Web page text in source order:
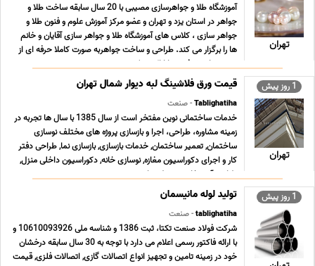
تهران
آموزشگاه طلا و جواهرسازی مصیبی با 20 سال سابقه ساخت طلا و
جواهر در استان یزد و تهران و عضو مرکز آموزش علوم و فنون طلا و
جواهر سازى ، کلاس هاى آموزشگاه طلا و جواهر سازى آقایان و خانم
ها را برگزار می کند. طراحى و ساخت جواهربه صورت کاملا حرفه اى از
مبتدى تا پیشرفته و با ارائه مدرک د ... ...
1 روز پیش
تهران
قیمت ورق فلاشینگ لبه دیوار شمال تهران
Tablighatiha- صنعت
خدمات ساختمانی نوین مفتخر است از سال 1385 با سال ها تجربه در
زمینه مشاوره، طراحی، اجرا و بازسازی پروژه های مختلف نوسازی
ساختمان, تعمیر ساختمان, خدمات بازسازی, بازسازی نما, طراحی دفتر
کار و اجرای دکوراسیون مغازه, نوسازی خانه, دکوراسیون داخلی منزل,
طراحی آشپزخانه, محوطه سازی و نصب ... ...
1 روز پیش تولید لوله مانیسمان
tablighatiha- صنعت
شرکت فولاد صنعت تکتا، ثبت 1386 و شناسه ملی 10610093926 و
با ارائه فاکتور رسمی اعلام می دارد با توجه به 30 سال سابقه درخشان
خود در زمینه تامین و تجهیز انواع اتصالات گازی, اتصالات فلزی, قیمت